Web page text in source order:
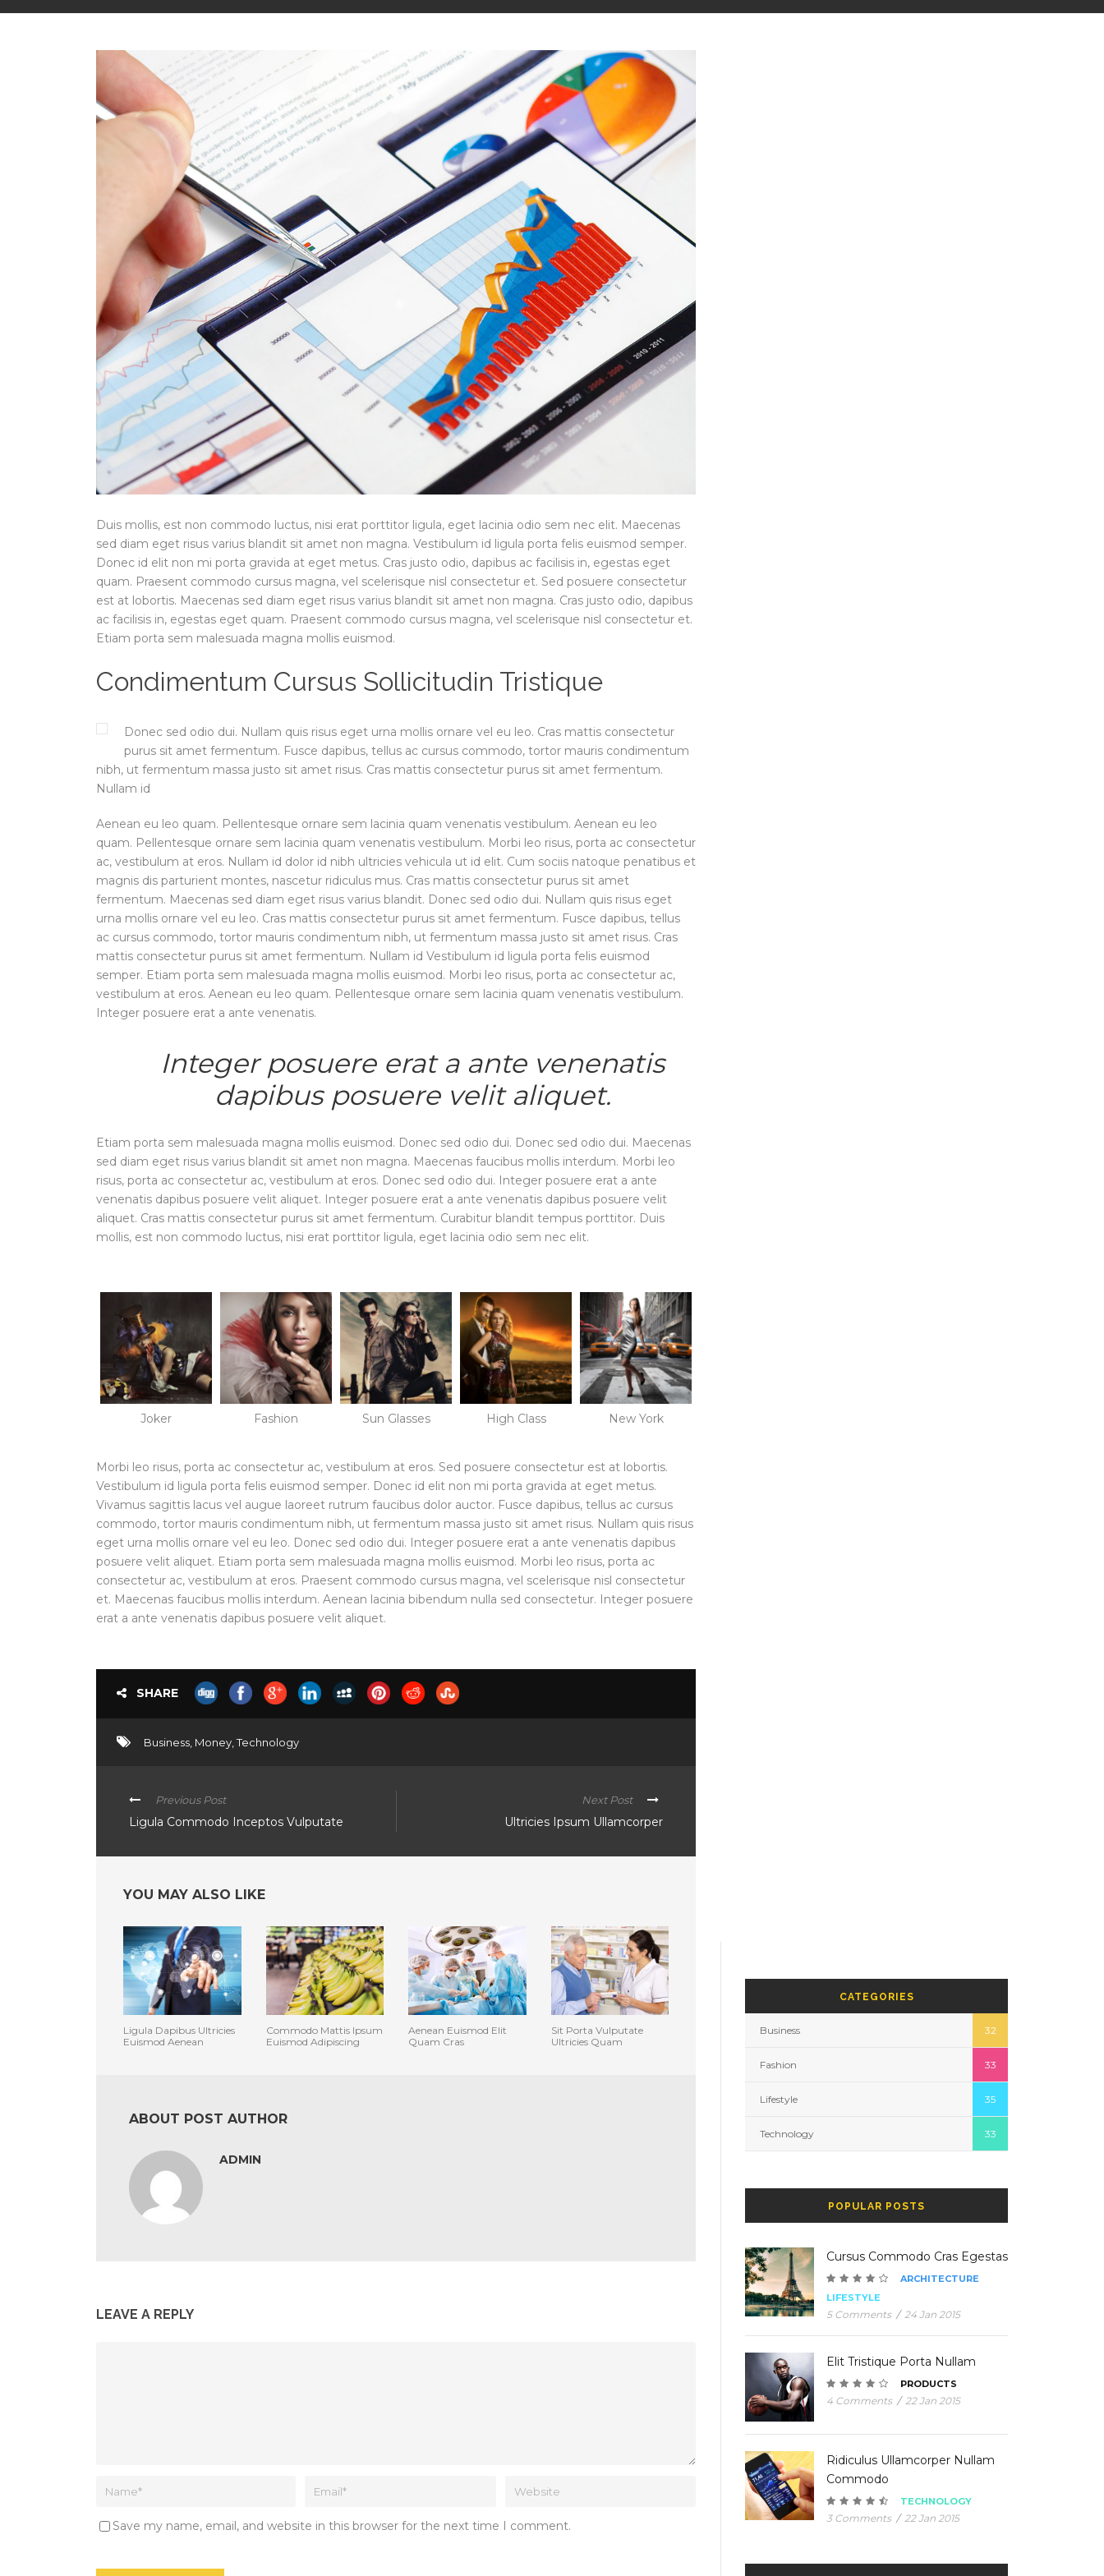
Duis mollis, est non commodo luctus, nisi erat porttitor ligula, eget lacinia odio sem nec elit. Maecenas
sed diam eget risus varius blandit sit amet non magna. Vestibulum id ligula porta felis euismod semper.
Donec id elit non mi porta gravida at eget metus. Cras justo odio, dapibus ac facilisis in, egestas eget
quam. Praesent commodo cursus magna, vel scelerisque nisl consectetur et. Sed posuere consectetur
est at lobortis. Maecenas sed diam eget risus varius blandit sit amet non magna. Cras justo odio, dapibus
ac facilisis in, egestas eget quam. Praesent commodo cursus magna, vel scelerisque nisl consectetur et.
Etiam porta sem malesuada magna mollis euismod.
Condimentum Cursus Sollicitudin Tristique
Donec sed odio dui. Nullam quis risus eget urna mollis ornare vel eu leo. Cras mattis consectetur
purus sit amet fermentum. Fusce dapibus, tellus ac cursus commodo, tortor mauris condimentum
nibh, ut fermentum massa justo sit amet risus. Cras mattis consectetur purus sit amet fermentum.
Nullam id
Aenean eu leo quam. Pellentesque ornare sem lacinia quam venenatis vestibulum. Aenean eu leo
quam. Pellentesque ornare sem lacinia quam venenatis vestibulum. Morbi leo risus, porta ac consectetur
ac, vestibulum at eros. Nullam id dolor id nibh ultricies vehicula ut id elit. Cum sociis natoque penatibus et
magnis dis parturient montes, nascetur ridiculus mus. Cras mattis consectetur purus sit amet
fermentum. Maecenas sed diam eget risus varius blandit. Donec sed odio dui. Nullam quis risus eget
urna mollis ornare vel eu leo. Cras mattis consectetur purus sit amet fermentum. Fusce dapibus, tellus
ac cursus commodo, tortor mauris condimentum nibh, ut fermentum massa justo sit amet risus. Cras
mattis consectetur purus sit amet fermentum. Nullam id Vestibulum id ligula porta felis euismod
semper. Etiam porta sem malesuada magna mollis euismod. Morbi leo risus, porta ac consectetur ac,
vestibulum at eros. Aenean eu leo quam. Pellentesque ornare sem lacinia quam venenatis vestibulum.
Integer posuere erat a ante venenatis.
Integer posuere erat a ante venenatis
dapibus posuere velit aliquet.
Etiam porta sem malesuada magna mollis euismod. Donec sed odio dui. Donec sed odio dui. Maecenas
sed diam eget risus varius blandit sit amet non magna. Maecenas faucibus mollis interdum. Morbi leo
risus, porta ac consectetur ac, vestibulum at eros. Donec sed odio dui. Integer posuere erat a ante
venenatis dapibus posuere velit aliquet. Integer posuere erat a ante venenatis dapibus posuere velit
aliquet. Cras mattis consectetur purus sit amet fermentum. Curabitur blandit tempus porttitor. Duis
mollis, est non commodo luctus, nisi erat porttitor ligula, eget lacinia odio sem nec elit.
Joker Fashion Sun Glasses High Class New York
Morbi leo risus, porta ac consectetur ac, vestibulum at eros. Sed posuere consectetur est at lobortis.
Vestibulum id ligula porta felis euismod semper. Donec id elit non mi porta gravida at eget metus.
Vivamus sagittis lacus vel augue laoreet rutrum faucibus dolor auctor. Fusce dapibus, tellus ac cursus
commodo, tortor mauris condimentum nibh, ut fermentum massa justo sit amet risus. Nullam quis risus
eget urna mollis ornare vel eu leo. Donec sed odio dui. Integer posuere erat a ante venenatis dapibus
posuere velit aliquet. Etiam porta sem malesuada magna mollis euismod. Morbi leo risus, porta ac
consectetur ac, vestibulum at eros. Praesent commodo cursus magna, vel scelerisque nisl consectetur
et. Maecenas faucibus mollis interdum. Aenean lacinia bibendum nulla sed consectetur. Integer posuere
erat a ante venenatis dapibus posuere velit aliquet.
SHARE
Business Money Technology
Previous Post
Ligula Commodo Inceptos Vulputate
Next Post
Ultricies Ipsum Ullamcorper
YOU MAY ALSO LIKE
Ligula Dapibus Ultricies
Euismod Aenean
Commodo Mattis Ipsum
Euismod Adipiscing
Aenean Euismod Elit
Quam Cras
Sit Porta Vulputate
Ultricies Quam
ABOUT POST AUTHOR
ADMIN
LEAVE A REPLY
Save my name, email, and website in this browser for the next time I comment.
CATEGORIES
Business 32
Fashion 33
Lifestyle 35
Technology 33
POPULAR POSTS
Cursus Commodo Cras Egestas
ARCHITECTURE
LIFESTYLE
5 Comments / 24 Jan 2015
Elit Tristique Porta Nullam
PRODUCTS
4 Comments / 22 Jan 2015
Ridiculus Ullamcorper Nullam
Commodo
TECHNOLOGY
3 Comments / 22 Jan 2015